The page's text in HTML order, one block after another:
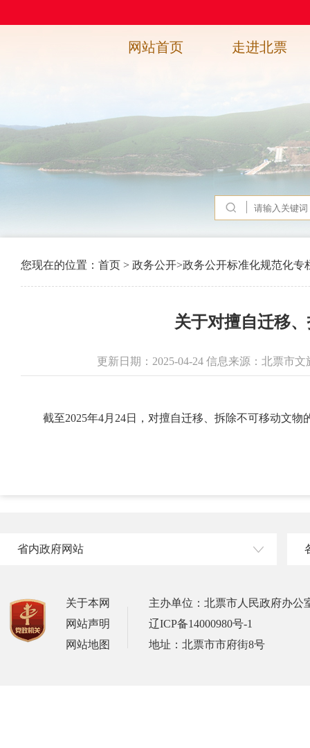
网站首页 走进北票
您现在的位置： 首页 > 政务公开>政务公开标准化规范化专
关于对擅自迁移
更新日期：2025-04-24 信息来源：北票市
截至2025年4月24日，对擅自迁移、拆除不可移动文
省内政府网站
关于本网
网站声明
网站地图
主办单位：北票市人民政府办公
辽ICP备14000980号-1
地址：北票市市府街8号